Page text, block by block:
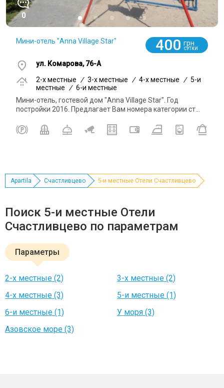
0
Мини-отель "Anna Village Star" 400 грн
СУТКИ
ул. Комарова, 76-А
2-x местные
/ 3-x местные / 4-x местные / 5-и
местные
/ 6-и местные
Мини-отель, гостевой дом "Anna Village Star". Год
постройки 2016. Предлагает Вам номера категории ст...
Apartila Счастливцево 5-и местные Отели Счастливцево
Поиск 5-и местные Отели
Счастливцево по параметрам
Параметры
2-х местные (2)
3-х местные (2)
4-х местные (3)
5-и местные (1)
6-и местные (1)
У моря (3)
Азовское море (3)